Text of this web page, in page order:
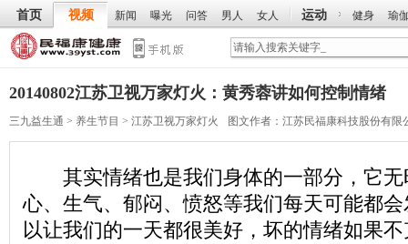
首页 视频 新闻 曝光 问答 男人 女人 运动 健身 瑜
20140802江苏卫视万家灯火：黄秀蓉讲如何控制情绪
三九益生通 > 养生节目 > 江苏卫视万家灯火 图文作者： 江苏民福康科技股份有限
其实情绪也是我们身体的一部分，它无
心、生气、郁闷、愤怒等我们每天可能都
以让我们的一天都很美好，坏的情绪如果